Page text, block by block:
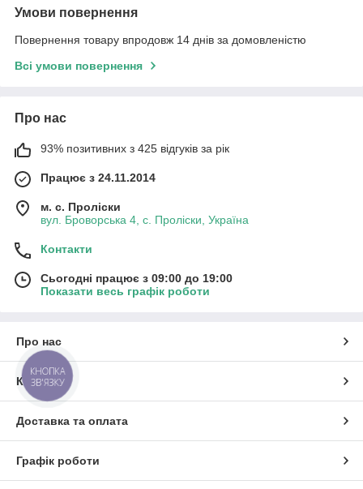
Умови повернення
Повернення товару впродовж 14 днів за домовленістю
Всі умови повернення
Про нас
93% позитивних з 425 відгуків за рік
Працює з 24.11.2014
м. с. Проліски
вул. Броворська 4, с. Проліски, Україна
Контакти
Сьогодні працює з 09:00 до 19:00
Показати весь графік роботи
Про нас
Контакти
Доставка та оплата
Графік роботи
КНОПКА
ЗВ'ЯЗКУ